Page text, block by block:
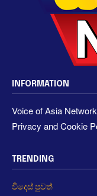
INFORMATION
Voice of Asia
Privacy and Cookie
TRENDING
විදෙස් පුවත්